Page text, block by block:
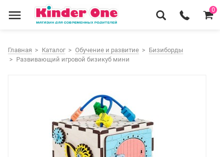
Главная Каталог Обучение и развитие
Бизиборды
Развивающий игровой бизикуб мини
0